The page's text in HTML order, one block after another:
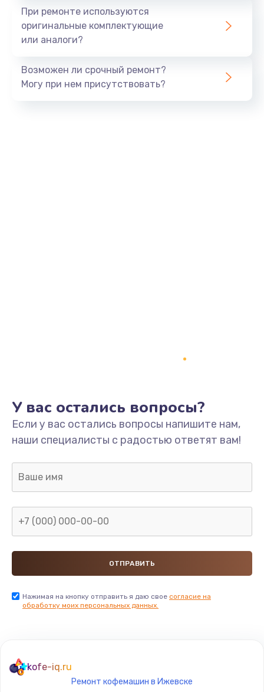
При ремонте используются
оригинальные комплектующие
или аналоги?
Возможен ли срочный ремонт?
Могу при нем присутствовать?
У вас остались вопросы?
Если у вас остались вопросы напишите нам,
наши специалисты с радостью ответят вам!
Нажимая на кнопку отправить я даю свое согласие на
обработку моих персональных данных.
kofe-iq.ru
Ремонт кофемашин в Ижевске